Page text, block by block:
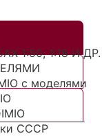
1:50, 1:18 И ДР.
с моделями
СССР